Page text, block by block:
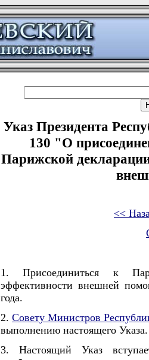
Указ Президента
130 "О
Парижской
<<
1. Присоединиться к
эффективности внешней
года.
2. Совету Министров
выполнению настоящего Указа.
3. Настоящий Указ